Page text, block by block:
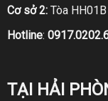
Cơ sở 2:Tòa
Hotline:
TẠI HẢI